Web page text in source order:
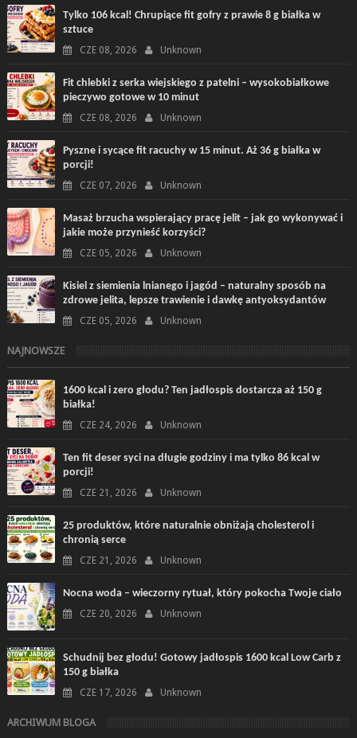
Tylko 106 kcal! Chrupiące fit gofry z prawie 8 g białka w
sztuce
CZE 08, 2026 Unknown
Fit chlebki z serka wiejskiego z patelni – wysokobiałkowe
pieczywo gotowe w 10 minut
CZE 08, 2026 Unknown
Pyszne i sycące fit racuchy w 15 minut. Aż 36 g białka w
porcji!
CZE 07, 2026 Unknown
Masaż brzucha wspierający pracę jelit – jak go wykonywać i
jakie może przynieść korzyści?
CZE 05, 2026 Unknown
Kisiel z siemienia lnianego i jagód – naturalny sposób na
zdrowe jelita, lepsze trawienie i dawkę antyoksydantów
CZE 05, 2026 Unknown
NAJNOWSZE
1600 kcal i zero głodu? Ten jadłospis dostarcza aż 150 g
białka!
CZE 24, 2026 Unknown
Ten fit deser syci na długie godziny i ma tylko 86 kcal w
porcji!
CZE 21, 2026 Unknown
25 produktów, które naturalnie obniżają cholesterol i
chronią serce
CZE 21, 2026 Unknown
Nocna woda – wieczorny rytuał, który pokocha Twoje ciało
CZE 20, 2026 Unknown
Schudnij bez głodu! Gotowy jadłospis 1600 kcal Low Carb z
150 g białka
CZE 17, 2026 Unknown
ARCHIWUM BLOGA